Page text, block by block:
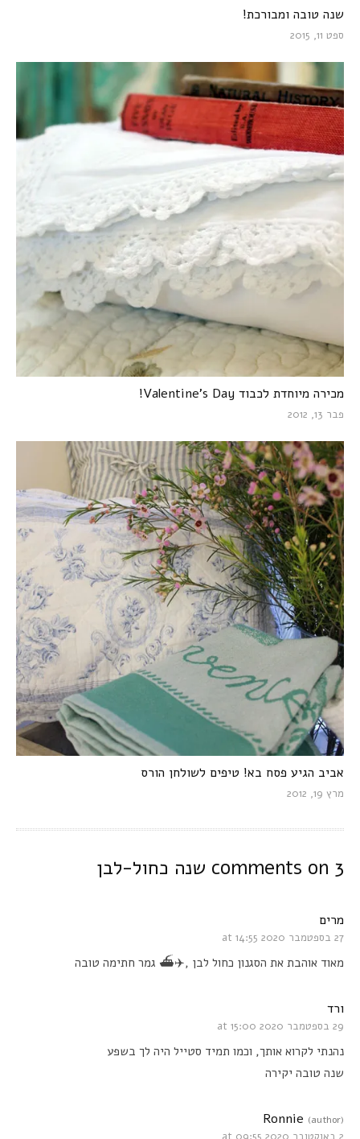
שנה טובה ומבורכת!
ספט 11, 2015
מכירה מיוחדת לכבוד Valentine’s Day!
פבר 13, 2012
אביב הגיע פסח בא! טיפים לשולחן הורס
מרץ 19, 2012
3 comments on שנה כחול-לבן
מרים
27 בספטמבר 2020 at 14:55
מאוד אוהבת את הסגנון כחול לבן ,✈️⛴ גמר חתימה טובה
ורד
29 בספטמבר 2020 at 15:00
נהנתי לקרוא אותך, וכמו תמיד סטייל היה לך בשפע
שנה טובה יקירה
Ronnie (author)